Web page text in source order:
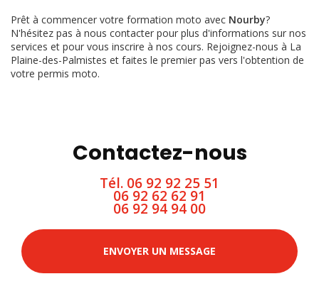
Prêt à commencer votre formation moto avec Nourby?
N'hésitez pas à nous contacter pour plus d'informations sur nos
services et pour vous inscrire à nos cours. Rejoignez-nous à La
Plaine-des-Palmistes et faites le premier pas vers l'obtention de
votre permis moto.
Contactez-nous
Tél. 06 92 92 25 51
06 92 62 62 91
06 92 94 94 00
ENVOYER UN MESSAGE